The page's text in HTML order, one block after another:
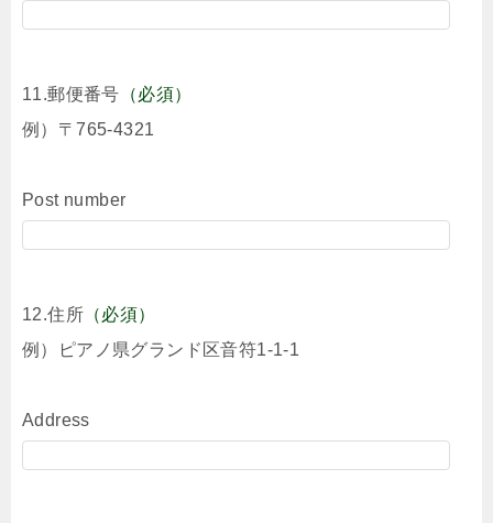
11.郵便番号 （必須）
例）〒765-4321
Post number
12.住所 （必須）
例）ピアノ県グランド区音符1-1-1
Address